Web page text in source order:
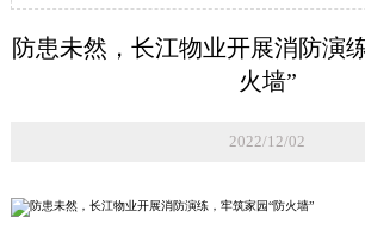
防患未然，长江物业开展消防演
火墙”
2022/12/02